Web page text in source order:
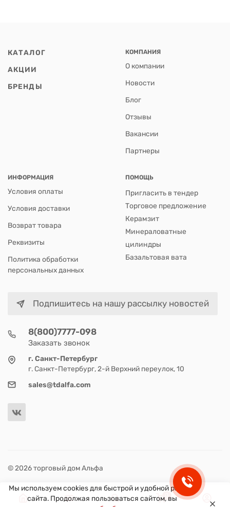
КАТАЛОГ
АКЦИИ
БРЕНДЫ
КОМПАНИЯ
О компании
Новости
Блог
Отзывы
Вакансии
Партнеры
ИНФОРМАЦИЯ
Условия оплаты
Условия доставки
Возврат товара
Реквизиты
Политика обработки
персональных данных
ПОМОЩЬ
Пригласить в тендер
Торговое предложение
Керамзит
Минераловатные
цилиндры
Базальтовая вата
Подпишитесь на нашу рассылку новостей
8(800)7777-098
Заказать звонок
г. Санкт-Петербург
г. Санкт-Петербург, 2-й Верхний переулок, 10
sales@tdalfa.com
© 2026 торговый дом Альфа
Мы используем cookies для быстрой и удобной работы
сайта. Продолжая пользоваться сайтом, вы
0